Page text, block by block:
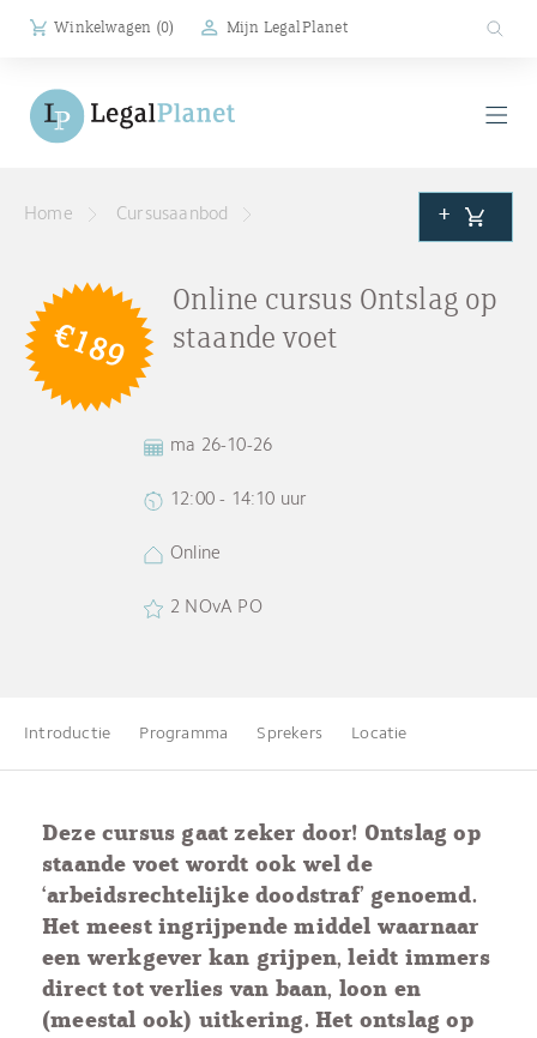
Winkelwagen (0) Mijn LegalPlanet
Home Cursusaanbod +
€189
Online cursus Ontslag op
staande voet
ma 26-10-26
12:00 - 14:10 uur
Online
2 NOvA PO
Introductie Programma Sprekers Locatie
Deze cursus gaat zeker door! Ontslag op
staande voet wordt ook wel de
‘arbeidsrechtelijke doodstraf’ genoemd.
Het meest ingrijpende middel waarnaar
een werkgever kan grijpen, leidt immers
direct tot verlies van baan, loon en
(meestal ook) uitkering. Het ontslag op